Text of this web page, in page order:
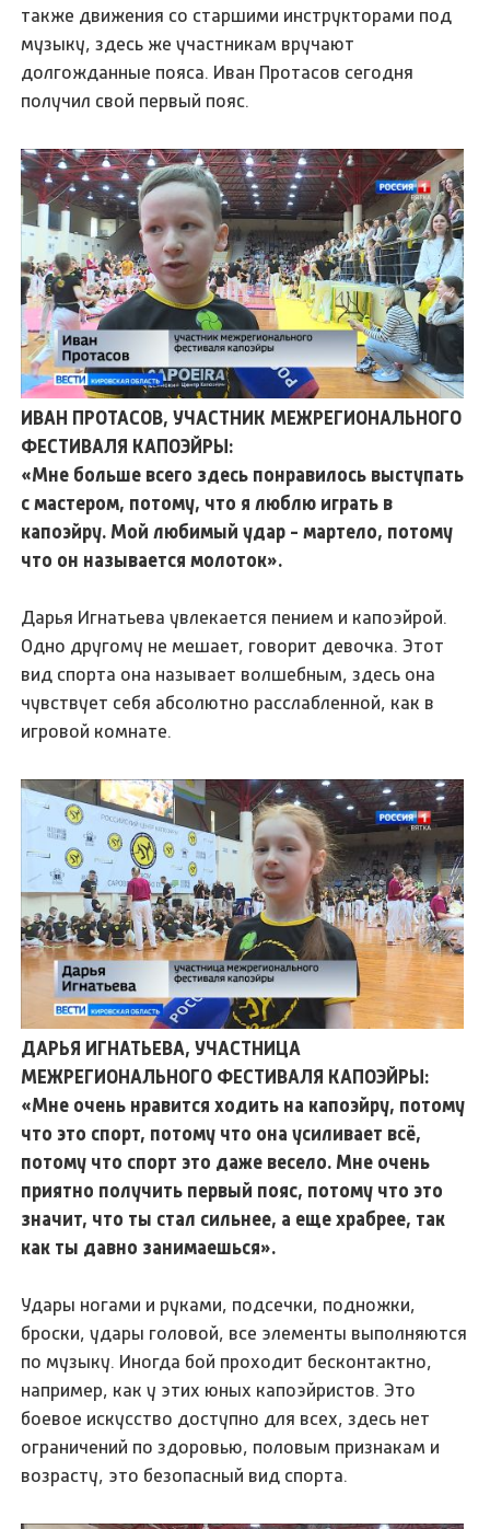
также движения со старшими инструкторами под
музыку, здесь же участникам вручают
долгожданные пояса. Иван Протасов сегодня
получил свой первый пояс.
ИВАН ПРОТАСОВ, УЧАСТНИК МЕЖРЕГИОНАЛЬНОГО
ФЕСТИВАЛЯ КАПОЭЙРЫ:
«Мне больше всего здесь понравилось выступать
с мастером, потому, что я люблю играть в
капоэйру. Мой любимый удар - мартело, потому
что он называется молоток».
Дарья Игнатьева увлекается пением и капоэйрой.
Одно другому не мешает, говорит девочка. Этот
вид спорта она называет волшебным, здесь она
чувствует себя абсолютно расслабленной, как в
игровой комнате.
ДАРЬЯ ИГНАТЬЕВА, УЧАСТНИЦА
МЕЖРЕГИОНАЛЬНОГО ФЕСТИВАЛЯ КАПОЭЙРЫ:
«Мне очень нравится ходить на капоэйру, потому
что это спорт, потому что она усиливает всё,
потому что спорт это даже весело. Мне очень
приятно получить первый пояс, потому что это
значит, что ты стал сильнее, а еще храбрее, так
как ты давно занимаешься».
Удары ногами и руками, подсечки, подножки,
броски, удары головой, все элементы выполняются
по музыку. Иногда бой проходит бесконтактно,
например, как у этих юных капоэйристов. Это
боевое искусство доступно для всех, здесь нет
ограничений по здоровью, половым признакам и
возрасту, это безопасный вид спорта.